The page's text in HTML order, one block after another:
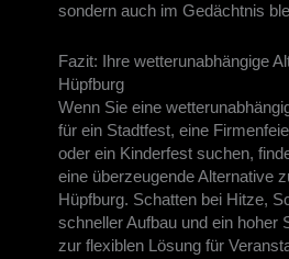
sondern auch im Gedächtnis
Fazit: Ihre wetterunabhängige
Hüpfburg
Wenn Sie eine
für ein Stadtfest, eine
oder ein Kinderfest suchen,
eine überzeugende Alternative
Hüpfburg. Schatten bei Hitze,
schneller Aufbau und ein hoher
zur flexiblen Lösung für